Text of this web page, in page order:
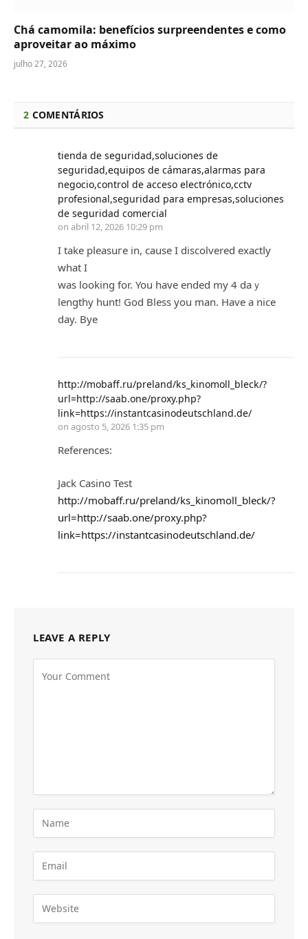
Chá camomila: benefícios surpreendentes e como
aproveitar ao máximo
julho 27, 2026
2 COMENTÁRIOS
tienda de seguridad,soluciones de
seguridad,equipos de cámaras,alarmas para
negocio,control de acceso electrónico,cctv
profesional,seguridad para empresas,soluciones
de seguridad comercial
on abril 12, 2026 10:29 pm
I take pⅼeasuгe in, cause I discolvered exactⅼy
what I
was looking for. You have ended my 4 daｙ
lengthy hunt! God Bless you man. Have a nice
day. Bye
http://mobaff.ru/preland/ks_kinomoll_bleck/?
url=http://saab.one/proxy.php?
link=https://instantcasinodeutschland.de/
on agosto 5, 2026 1:35 pm
References:
Jack Casino Test
http://mobaff.ru/preland/ks_kinomoll_bleck/?
url=http://saab.one/proxy.php?
link=https://instantcasinodeutschland.de/
LEAVE A REPLY